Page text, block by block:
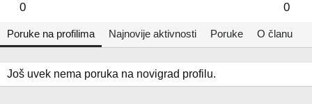
0 0
Poruke na profilima Najnovije aktivnosti Poruke O članu
Još uvek nema poruka na novigrad profilu.